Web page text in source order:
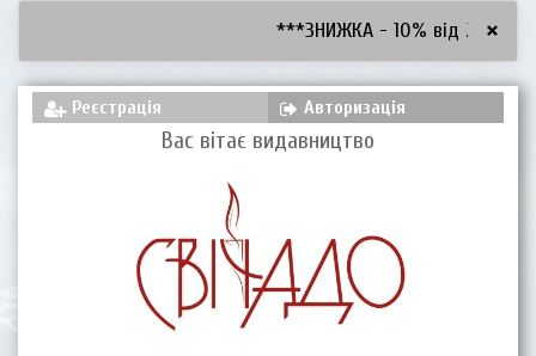
***ЗНИЖКА - 10% від 2600×
Реєстрація Авторизація
Вас вітає видавництво